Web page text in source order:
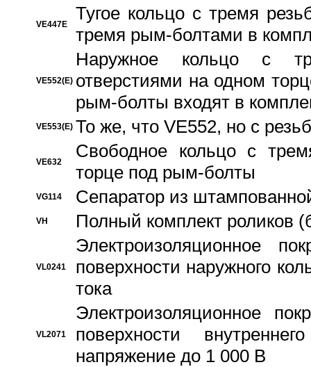
VE447E
Тугое кольцо с тремя
тремя рым-болтами в
VE552(E)
Наружное кольцо с
отверстиями на одном
рым-болты входят в
VE553(E) То же, что VE552, но с
VE632
Свободное кольцо с
торце под рым-болты
VG114 Сепаратор из
VH Полный комплект роликов
VL0241
Электроизоляционное
поверхности наружного
тока
VL2071
Электроизоляционное
поверхности
напряжение до 1 000 В